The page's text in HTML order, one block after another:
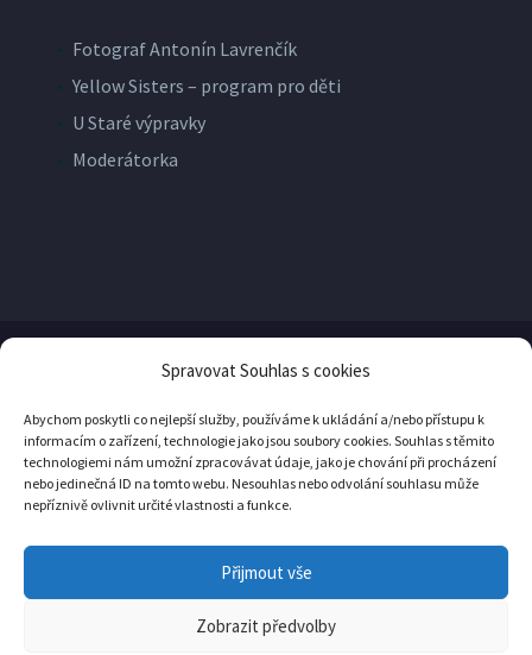
Spravovat Souhlas s cookies
Abychom poskytli co nejlepší služby, používáme k ukládání a/nebo přístupu k
informacím o zařízení, technologie jako jsou soubory cookies. Souhlas s těmito
technologiemi nám umožní zpracovávat údaje, jako je chování při procházení
nebo jedinečná ID na tomto webu. Nesouhlas nebo odvolání souhlasu může
nepříznivě ovlivnit určité vlastnosti a funkce.
Přijmout vše
Zobrazit předvolby
Fotograf Antonín Lavrenčík
Yellow Sisters – program pro děti
U Staré výpravky
Moderátorka
Zásady cookies (EU)